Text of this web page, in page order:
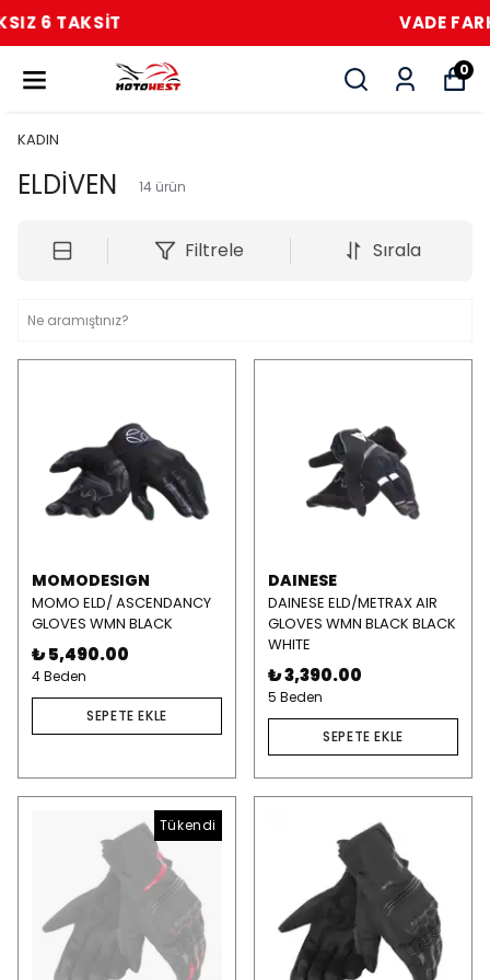
0
KADIN
ELDİVEN 14 ürün
Filtrele Sırala
MOMODESIGN
MOMO ELD/ ASCENDANCY
GLOVES WMN BLACK
₺ 5,490.00
4 Beden
SEPETE EKLE
DAINESE
DAINESE ELD/METRAX AIR
GLOVES WMN BLACK BLACK
WHITE
₺ 3,390.00
5 Beden
SEPETE EKLE
Tükendi